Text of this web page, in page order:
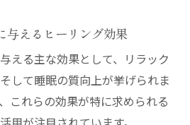
与えるヒーリング効果
える主な効果として、リラック
して睡眠の質向上が挙げられま
これらの効果が特に求められる